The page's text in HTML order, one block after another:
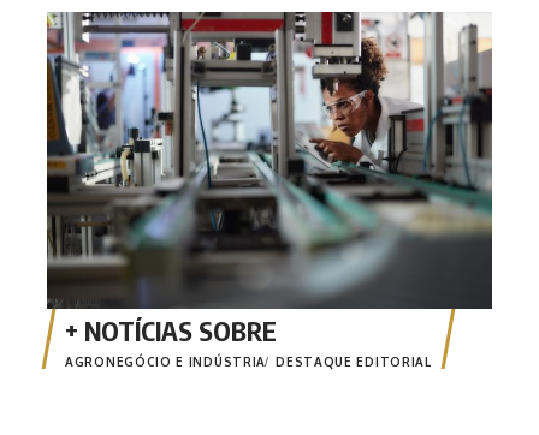
AGRONEGÓCIO E INDÚSTRIA DESTAQUE EDITORIAL